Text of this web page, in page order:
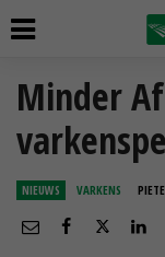
Minder
NIEUWS VARKENS